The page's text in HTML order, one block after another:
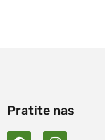
Pratite nas